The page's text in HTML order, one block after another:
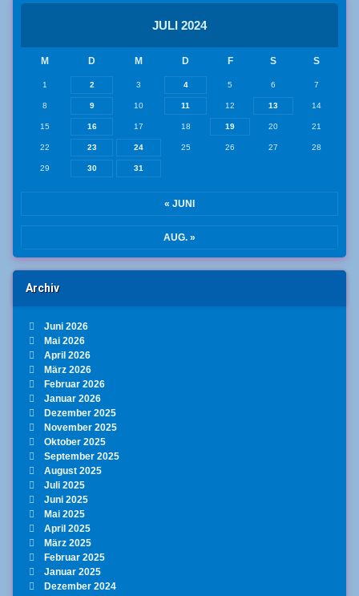
JULI 2024
M D M D F S S
1 2 3 4 5 6 7
8 9 10 11 12 13 14
15 16 17 18 19 20 21
22 23 24 25 26 27 28
29 30 31
« JUNI
AUG. »
Archiv
Juni 2026
Mai 2026
April 2026
März 2026
Februar 2026
Januar 2026
Dezember 2025
November 2025
Oktober 2025
September 2025
August 2025
Juli 2025
Juni 2025
Mai 2025
April 2025
März 2025
Februar 2025
Januar 2025
Dezember 2024